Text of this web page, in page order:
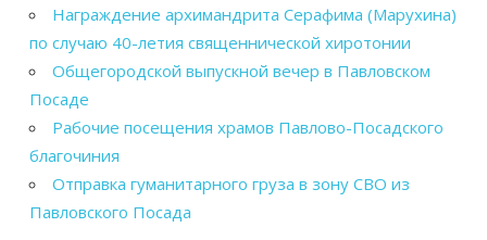
Награждение архимандрита Серафима (Марухина)
по случаю 40-летия священнической хиротонии
Общегородской выпускной вечер в Павловском
Посаде
Рабочие посещения храмов Павлово-Посадского
благочиния
Отправка гуманитарного груза в зону СВО из
Павловского Посада